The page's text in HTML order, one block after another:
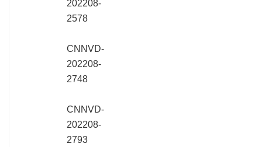
202208-
2578
CNNVD-
202208-
2748
CNNVD-
202208-
2793